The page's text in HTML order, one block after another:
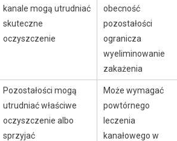
kanale mogą utrudniać
skuteczne
oczyszczenie
obecność
pozostałości
ogranicza
wyeliminowanie
zakażenia
Pozostałości mogą
utrudniać właściwe
oczyszczenie albo
sprzyjać
Może wymagać
powtórnego
leczenia
kanałowego w